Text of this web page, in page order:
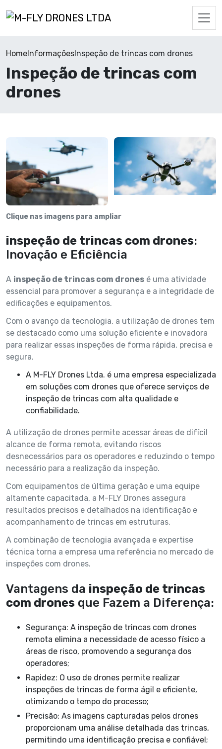
HomeInformaçõesInspeção de trincas com drones
Inspeção de trincas com
drones
Clique nas imagens para ampliar
inspeção de trincas com drones:
Inovação e Eficiência
A inspeção de trincas com drones é uma atividade
essencial para promover a segurança e a integridade de
edificações e equipamentos.
Com o avanço da tecnologia, a utilização de drones tem
se destacado como uma solução eficiente e inovadora
para realizar essas inspeções de forma rápida, precisa e
segura.
A M-FLY Drones Ltda. é uma empresa especializada
em soluções com drones que oferece serviços de
inspeção de trincas com alta qualidade e
confiabilidade.
A utilização de drones permite acessar áreas de difícil
alcance de forma remota, evitando riscos
desnecessários para os operadores e reduzindo o tempo
necessário para a realização da inspeção.
Com equipamentos de última geração e uma equipe
altamente capacitada, a M-FLY Drones assegura
resultados precisos e detalhados na identificação e
acompanhamento de trincas em estruturas.
A combinação de tecnologia avançada e expertise
técnica torna a empresa uma referência no mercado de
inspeções com drones.
Vantagens da inspeção de trincas
com drones que Fazem a Diferença:
Segurança: A inspeção de trincas com drones
remota elimina a necessidade de acesso físico a
áreas de risco, promovendo a segurança dos
operadores;
Rapidez: O uso de drones permite realizar
inspeções de trincas de forma ágil e eficiente,
otimizando o tempo do processo;
Precisão: As imagens capturadas pelos drones
proporcionam uma análise detalhada das trincas,
permitindo uma identificação precisa e confiável;